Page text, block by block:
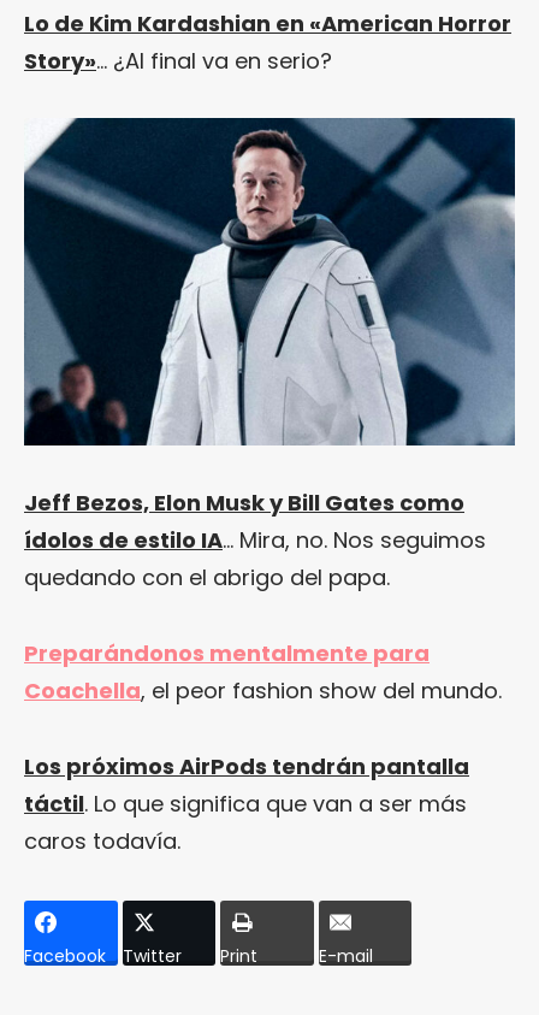
Lo de Kim Kardashian en «American Horror
Story»… ¿Al final va en serio?
Jeff Bezos, Elon Musk y Bill Gates como
ídolos de estilo IA… Mira, no. Nos seguimos
quedando con el abrigo del papa.
Preparándonos mentalmente para
Coachella, el peor fashion show del mundo.
Los próximos AirPods tendrán pantalla
táctil. Lo que significa que van a ser más
caros todavía.
Facebook Twitter Print E-mail